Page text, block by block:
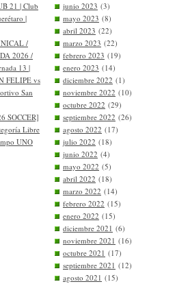
21 | Club
|
/
2026 /
13 |
FELIPE vs
San
SOCCER]
Libre
UNO
junio 2023 (3)
mayo 2023 (8)
abril 2023 (22)
marzo 2023 (22)
febrero 2023 (19)
enero 2023 (14)
diciembre 2022 (1)
noviembre 2022 (10)
octubre 2022 (29)
septiembre 2022 (26)
agosto 2022 (17)
julio 2022 (18)
junio 2022 (4)
mayo 2022 (5)
abril 2022 (18)
marzo 2022 (14)
febrero 2022 (15)
enero 2022 (15)
diciembre 2021 (6)
noviembre 2021 (16)
octubre 2021 (17)
septiembre 2021 (12)
agosto 2021 (15)